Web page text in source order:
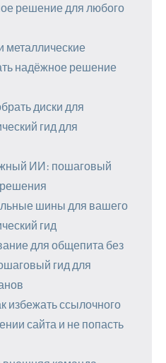
решение для любого
металлические
надёжное решение
диски для
гид для
ИИ: пошаговый
шины для вашего
гид
для общепита без
гид для
избежать ссылочного
сайта и не попасть